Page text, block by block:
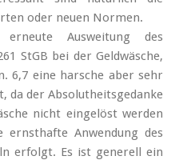
oder neuen Normen.
Ausweitung des
StGB bei der Geldwäsche,
6,7 eine harsche aber sehr
da der Absolutheitsgedanke
nicht eingelöst werden
Anwendung des
erfolgt. Es ist generell ein